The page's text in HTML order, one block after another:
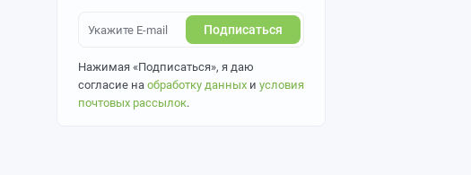
Подписаться
Нажимая «Подписаться», я даю
согласие на обработку данных и условия
почтовых рассылок.